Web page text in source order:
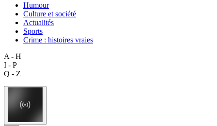
Humour
Culture et société
Actualités
Sports
Crime : histoires vraies
A - H
I - P
Q - Z